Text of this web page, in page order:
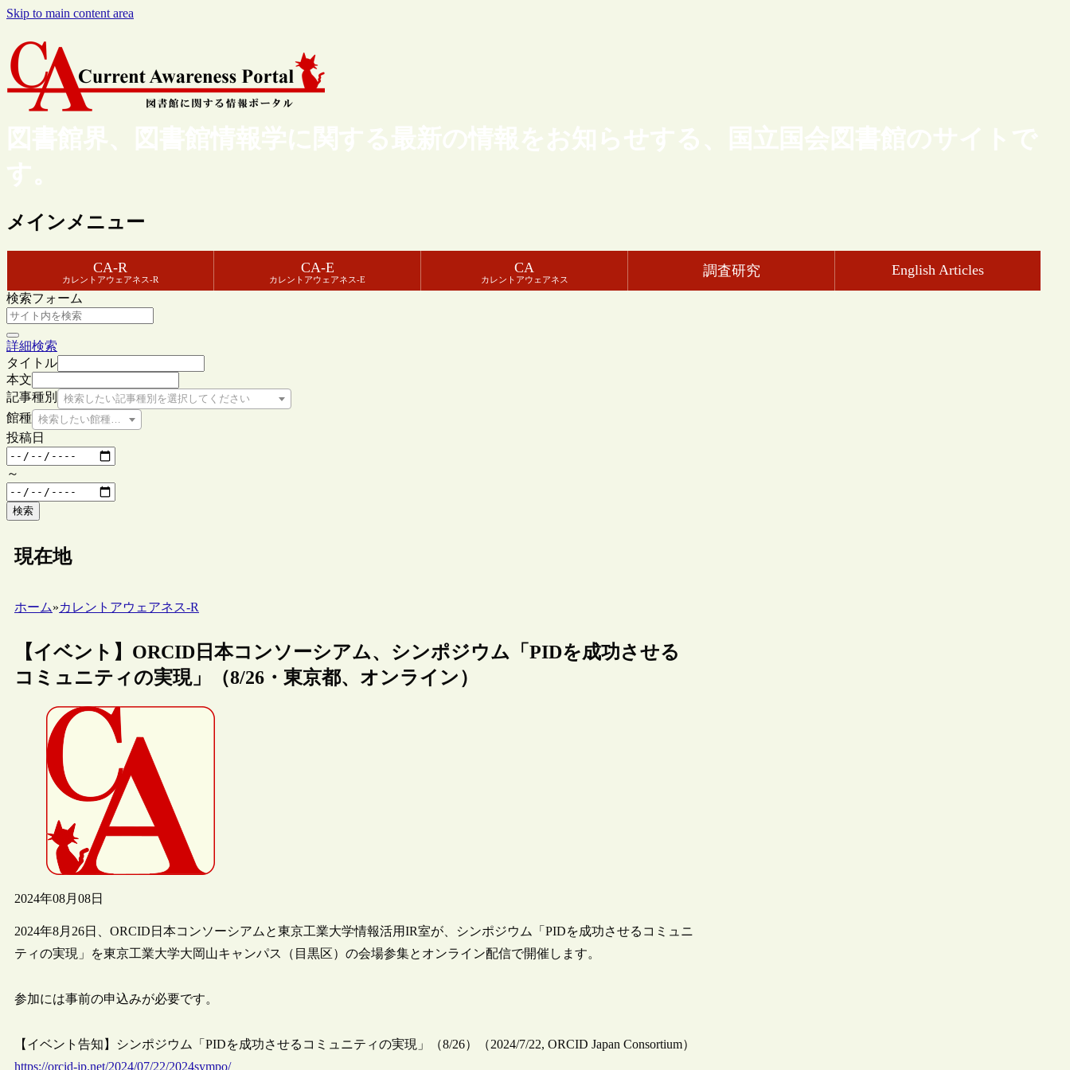
Skip to main content area
図書館界、図書館情報学に関する最新の情報をお知らせする、国立国会図書館のサイトで
す。
メインメニュー
CA-R
カレントアウェアネス-R
CA-E
カレントアウェアネス-E
CA
カレントアウェアネス
調査研究 English Articles
検索フォーム
詳細検索
タイトル
本文
記事種別
検索したい記事種別を選択してください
館種 検索したい館種を選択してください
投稿日
～
検索
現在地
ホーム»カレントアウェアネス-R
【イベント】ORCID日本コンソーシアム、シンポジウム「PIDを成功させる
コミュニティの実現」（8/26・東京都、オンライン）
2024年08月08日
2024年8月26日、ORCID日本コンソーシアムと東京工業大学情報活用IR室が、シンポジウム「PIDを成功させるコミュニ
ティの実現」を東京工業大学大岡山キャンパス（目黒区）の会場参集とオンライン配信で開催します。
参加には事前の申込みが必要です。
【イベント告知】シンポジウム「PIDを成功させるコミュニティの実現」（8/26）（2024/7/22, ORCID Japan Consortium）
https://orcid-jp.net/2024/07/22/2024sympo/